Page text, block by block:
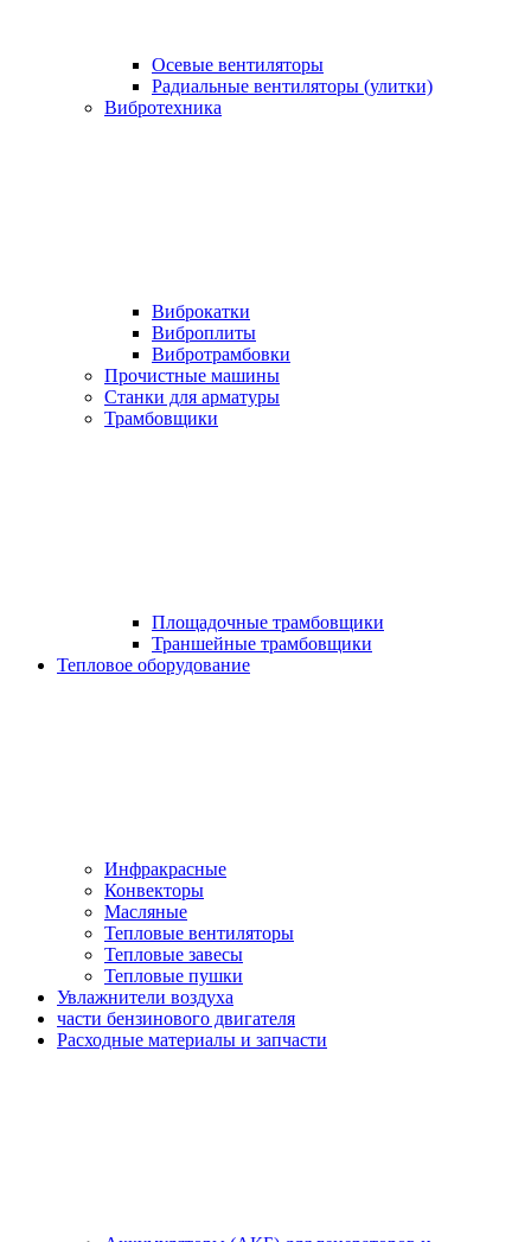
Осевые вентиляторы
Радиальные вентиляторы (улитки)
Вибротехника
Виброкатки
Виброплиты
Вибротрамбовки
Прочистные машины
Станки для арматуры
Трамбовщики
Площадочные трамбовщики
Траншейные трамбовщики
Тепловое оборудование
Инфракрасные
Конвекторы
Масляные
Тепловые вентиляторы
Тепловые завесы
Тепловые пушки
Увлажнители воздуха
части бензинового двигателя
Расходные материалы и запчасти